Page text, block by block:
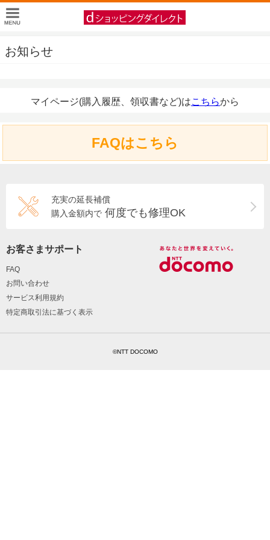
お知らせ
マイページ(購入履歴、領収書など)はこちらから
FAQはこちら
充実の延長補償
購入金額内で 何度でも修理OK
お客さまサポート
FAQ
お問い合わせ
サービス利用規約
特定商取引法に基づく表示
©NTT DOCOMO